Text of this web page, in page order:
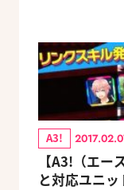
A3!
【A3!（エー
と対応ユニッ